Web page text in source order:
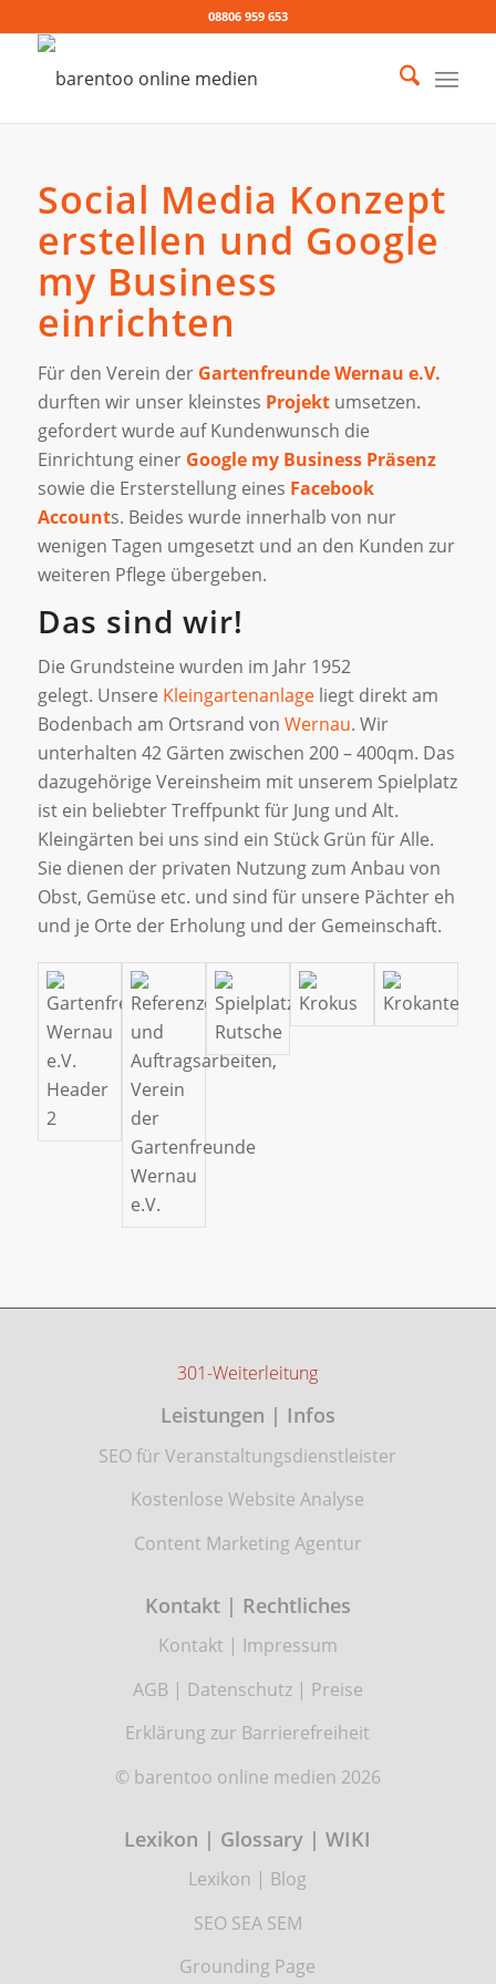
08806 959 653
Social Media Konzept
erstellen und Google
my Business
einrichten
Für den Verein derGartenfreunde Wernau e.V.
durften wir unser kleinstes Projektumsetzen.
gefordert wurde auf Kundenwunsch die
Einrichtung einer Google my Business Präsenz
sowie die Ersterstellung eines Facebook
Accounts. Beides wurde innerhalb von nur
wenigen Tagen umgesetzt und an den Kunden zur
weiteren Pflege übergeben.
Das sind wir!
Die Grundsteine wurden im Jahr 1952
gelegt. Unsere Kleingartenanlageliegt direkt am
Bodenbach am Ortsrand von Wernau. Wir
unterhalten 42 Gärten zwischen 200 – 400qm. Das
dazugehörige Vereinsheim mit unserem Spielplatz
ist ein beliebter Treffpunkt für Jung und Alt.
Kleingärten bei uns sind ein Stück Grün für Alle.
Sie dienen der privaten Nutzung zum Anbau von
Obst, Gemüse etc. und sind für unsere Pächter eh
und je Orte der Erholung und der Gemeinschaft.
301-Weiterleitung
Leistungen | Infos
SEO für Veranstaltungsdienstleister
Kostenlose Website Analyse
Content Marketing Agentur
Kontakt | Rechtliches
Kontakt | Impressum
AGB| Datenschutz| Preise
Erklärung zur Barrierefreiheit
© barentoo online medien 2026
Lexikon | Glossary | WIKI
Lexikon | Blog
SEO SEA SEM
Grounding Page